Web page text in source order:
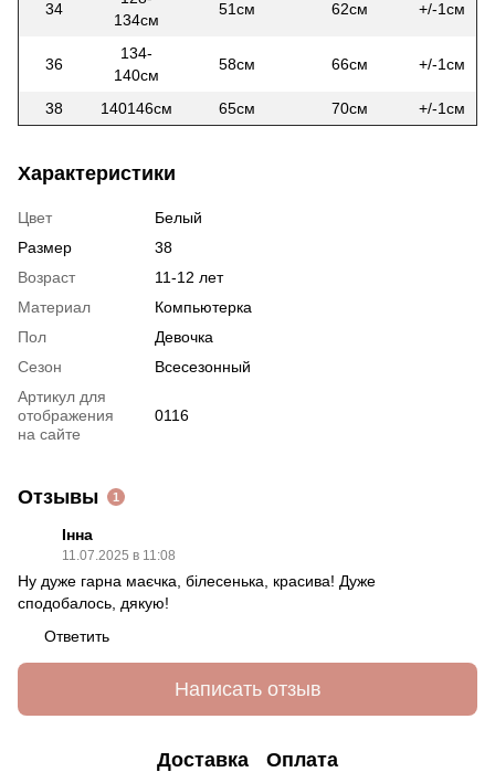
34
134см
51см 62см +/-1см
36
134-
140см
58см 66см +/-1см
38 140146см 65см 70см +/-1см
Характеристики
Цвет
Белый
Размер
38
Возраст
11-12 лет
Материал
Компьютерка
Пол
Девочка
Сезон
Всесезонный
Артикул для
отображения
на сайте
0116
Отзывы 1
Інна
11.07.2025 в 11:08
Ну дуже гарна маєчка, білесенька, красива! Дуже
сподобалось, дякую!
Ответить
Написать отзыв
Доставка Оплата